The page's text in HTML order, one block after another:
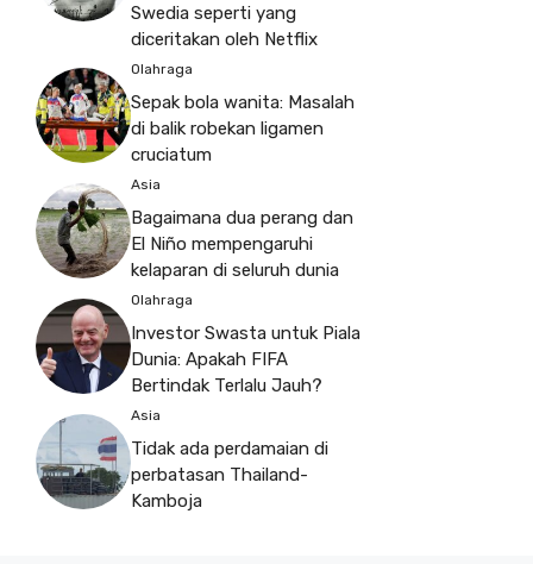
Swedia seperti yang
diceritakan oleh Netflix
Olahraga
Sepak bola wanita: Masalah
di balik robekan ligamen
cruciatum
Asia
Bagaimana dua perang dan
El Niño mempengaruhi
kelaparan di seluruh dunia
Olahraga
Investor Swasta untuk Piala
Dunia: Apakah FIFA
Bertindak Terlalu Jauh?
Asia
Tidak ada perdamaian di
perbatasan Thailand-
Kamboja